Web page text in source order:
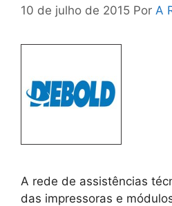
10 de julho de 2015 Por A
A rede de assistências
das impressoras e